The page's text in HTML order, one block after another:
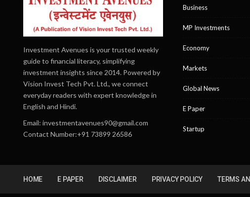
Investment Avenues is your trusted weekly
guide to financial literacy, simplifying
investment insights since 2014. Powered by
Vision Invest Tech Pvt. Ltd., we connect
everyday readers with expert knowledge in
English and Hindi.
Email: investmentavenues90@gmail.com
Contact Number:+91 73899 26586
Business
MP Investments
Economy
Markets
Global News
E Paper
Startup
HOME E PAPER DISCLAIMER PRIVACY POLICY TERMS